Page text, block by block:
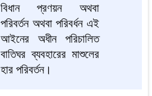
বিধান প্রণয়ন অথবা
পরিবর্তন অথবা পরিবর্ধন এই
আইনের অধীন পরিচালিত
বাতিঘর ব্যবহারের মাশুলের
হার পরিবর্তন।